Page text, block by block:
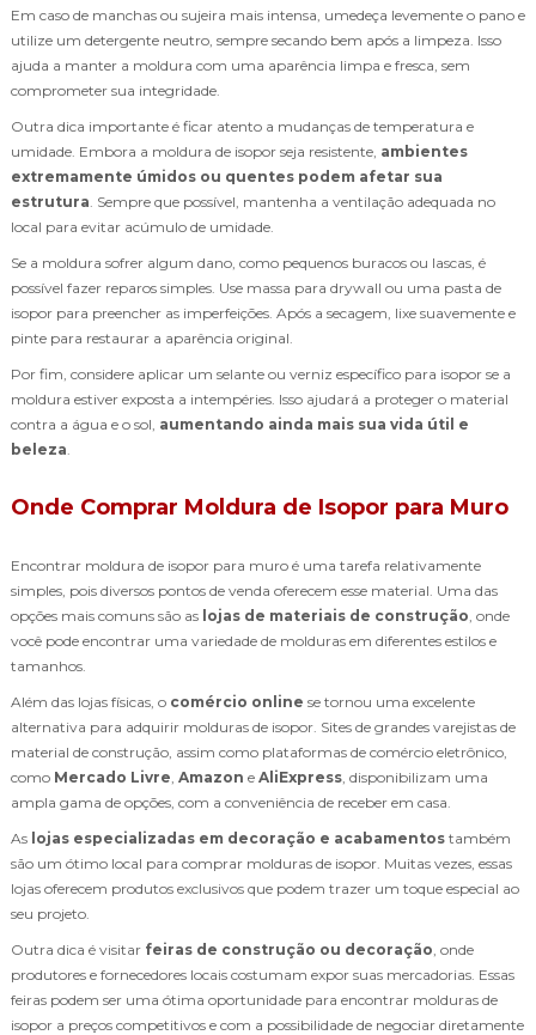
Em caso de manchas ou sujeira mais intensa, umedeça levemente o pano e
utilize um detergente neutro, sempre secando bem após a limpeza. Isso
ajuda a manter a moldura com uma aparência limpa e fresca, sem
comprometer sua integridade.
Outra dica importante é ficar atento a mudanças de temperatura e
umidade. Embora a moldura de isopor seja resistente, ambientes
extremamente úmidos ou quentes podem afetar sua
estrutura . Sempre que possível, mantenha a ventilação adequada no
local para evitar acúmulo de umidade.
Se a moldura sofrer algum dano, como pequenos buracos ou lascas, é
possível fazer reparos simples. Use massa para drywall ou uma pasta de
isopor para preencher as imperfeições. Após a secagem, lixe suavemente e
pinte para restaurar a aparência original.
Por fim, considere aplicar um selante ou verniz específico para isopor se a
moldura estiver exposta a intempéries. Isso ajudará a proteger o material
contra a água e o sol, aumentando ainda mais sua vida útil e
beleza
Onde Comprar Moldura de Isopor para Muro
Encontrar moldura de isopor para muro é uma tarefa relativamente
simples, pois diversos pontos de venda oferecem esse material. Uma das
opções mais comuns são as lojas de materiais de construção , onde
você pode encontrar uma variedade de molduras em diferentes estilos e
tamanhos.
Além das lojas físicas, o comércio online se tornou uma excelente
alternativa para adquirir molduras de isopor. Sites de grandes varejistas de
material de construção, assim como plataformas de comércio eletrônico,
como Mercado Livre Amazon e AliExpress , disponibilizam uma
ampla gama de opções, com a conveniência de receber em casa.
As lojas especializadas em decoração e acabamentos também
são um ótimo local para comprar molduras de isopor. Muitas vezes, essas
lojas oferecem produtos exclusivos que podem trazer um toque especial ao
seu projeto.
Outra dica é visitar feiras de construção ou decoração , onde
produtores e fornecedores locais costumam expor suas mercadorias. Essas
feiras podem ser uma ótima oportunidade para encontrar molduras de
isopor a preços competitivos e com a possibilidade de negociar diretamente